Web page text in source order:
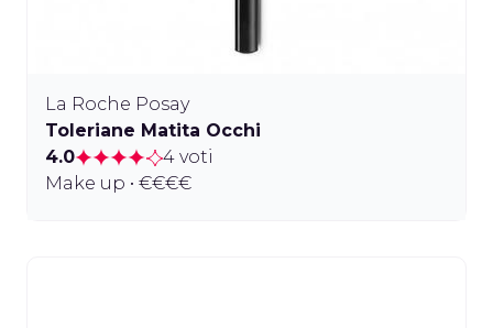
La Roche Posay
Toleriane Matita Occhi
4.0
4 voti
Make up • €€€€